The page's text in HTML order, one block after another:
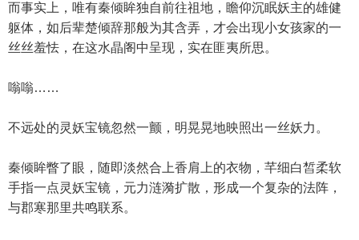
而事实上，唯有秦倾眸独自前往祖地，瞻仰沉眠妖主的雄健
躯体，如后辈楚倾辞那般为其含弄，才会出现小女孩家的一
丝丝羞怯，在这水晶阁中呈现，实在匪夷所思。
嗡嗡……
不远处的灵妖宝镜忽然一颤，明晃晃地映照出一丝妖力。
秦倾眸瞥了眼，随即淡然合上香肩上的衣物，芊细白皙柔软
手指一点灵妖宝镜，元力涟漪扩散，形成一个复杂的法阵，
与郡寒那里共鸣联系。